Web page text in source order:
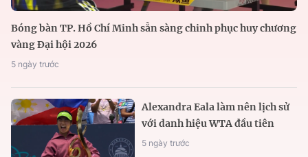
Bóng bàn TP. Hồ Chí Minh sẵn sàng chinh phục huy chương
vàng Đại hội 2026
5 ngày trước
Alexandra Eala làm nên lịch sử
với danh hiệu WTA đầu tiên
5 ngày trước